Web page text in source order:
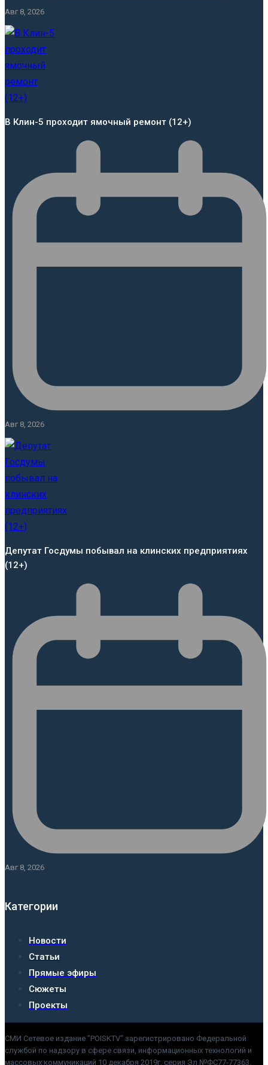
Авг 8, 2026
В Клин-5 проходит ямочный ремонт (12+)
Авг 8, 2026
Депутат Госдумы побывал на клинских предприятиях
(12+)
Авг 8, 2026
Категории
Новости
Статьи
Прямые эфиры
Сюжеты
Проекты
СМИ Сетевое издание "POISKTV" зарегистрировано Федеральной
службой по надзору в сфере связи, информационных технологий и
массовых коммуникаций 10 декабря 2019г. серия Эл №ФС77-77363.